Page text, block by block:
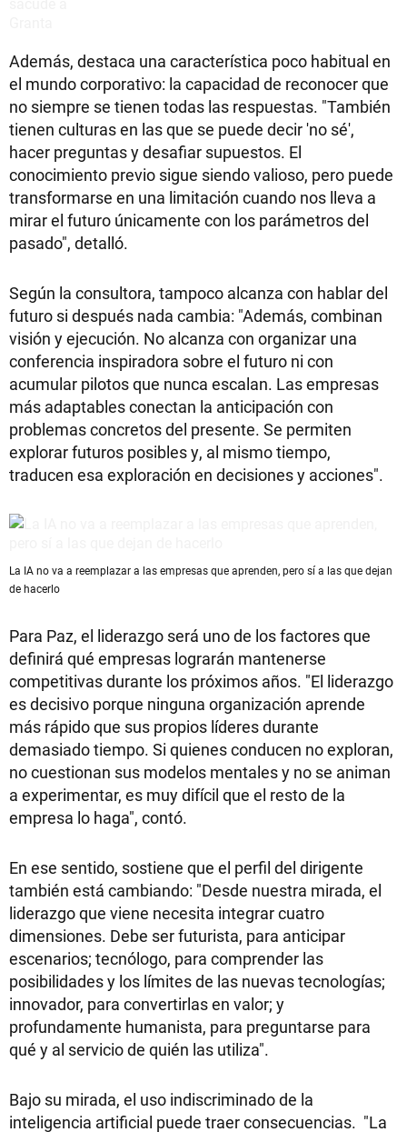
Además, destaca una característica poco habitual en
el mundo corporativo: la capacidad de reconocer que
no siempre se tienen todas las respuestas. "También
tienen culturas en las que se puede decir 'no sé',
hacer preguntas y desafiar supuestos. El
conocimiento previo sigue siendo valioso, pero puede
transformarse en una limitación cuando nos lleva a
mirar el futuro únicamente con los parámetros del
pasado", detalló.
Según la consultora, tampoco alcanza con hablar del
futuro si después nada cambia: "Además, combinan
visión y ejecución. No alcanza con organizar una
conferencia inspiradora sobre el futuro ni con
acumular pilotos que nunca escalan. Las empresas
más adaptables conectan la anticipación con
problemas concretos del presente. Se permiten
explorar futuros posibles y, al mismo tiempo,
traducen esa exploración en decisiones y acciones".
La IA no va a reemplazar a las empresas que aprenden, pero sí a las que dejan
de hacerlo
Para Paz, el liderazgo será uno de los factores que
definirá qué empresas lograrán mantenerse
competitivas durante los próximos años. "El liderazgo
es decisivo porque ninguna organización aprende
más rápido que sus propios líderes durante
demasiado tiempo. Si quienes conducen no exploran,
no cuestionan sus modelos mentales y no se animan
a experimentar, es muy difícil que el resto de la
empresa lo haga", contó.
En ese sentido, sostiene que el perfil del dirigente
también está cambiando: "Desde nuestra mirada, el
liderazgo que viene necesita integrar cuatro
dimensiones. Debe ser futurista, para anticipar
escenarios; tecnólogo, para comprender las
posibilidades y los límites de las nuevas tecnologías;
innovador, para convertirlas en valor; y
profundamente humanista, para preguntarse para
qué y al servicio de quién las utiliza".
Bajo su mirada, el uso indiscriminado de la
inteligencia artificial puede traer consecuencias. "La